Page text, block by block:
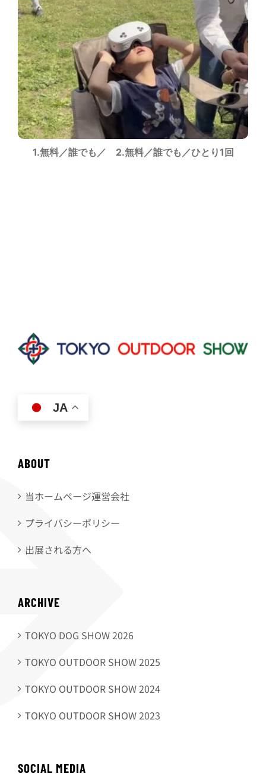
1.無料／誰でも／ 2.無料／誰でも／ひとり1回
JA
ABOUT
当ホームページ運営会社
プライバシーポリシー
出展される方へ
ARCHIVE
TOKYO DOG SHOW 2026
TOKYO OUTDOOR SHOW 2025
TOKYO OUTDOOR SHOW 2024
TOKYO OUTDOOR SHOW 2023
SOCIAL MEDIA